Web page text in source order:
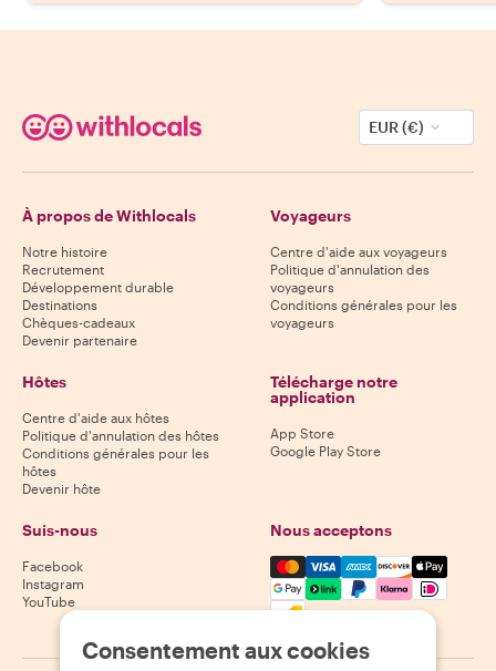
EUR (€)
À propos de Withlocals
Notre histoire
Recrutement
Développement durable
Destinations
Chèques-cadeaux
Devenir partenaire
Voyageurs
Centre d'aide aux voyageurs
Politique d'annulation des
voyageurs
Conditions générales pour les
voyageurs
Hôtes
Centre d'aide aux hôtes
Politique d'annulation des hôtes
Conditions générales pour les
hôtes
Devenir hôte
Télécharge notre
application
App Store
Google Play Store
Suis-nous
Facebook
Instagram
YouTube
Nous acceptons
Mastercard, Visa, Amex,
Consentement aux cookies